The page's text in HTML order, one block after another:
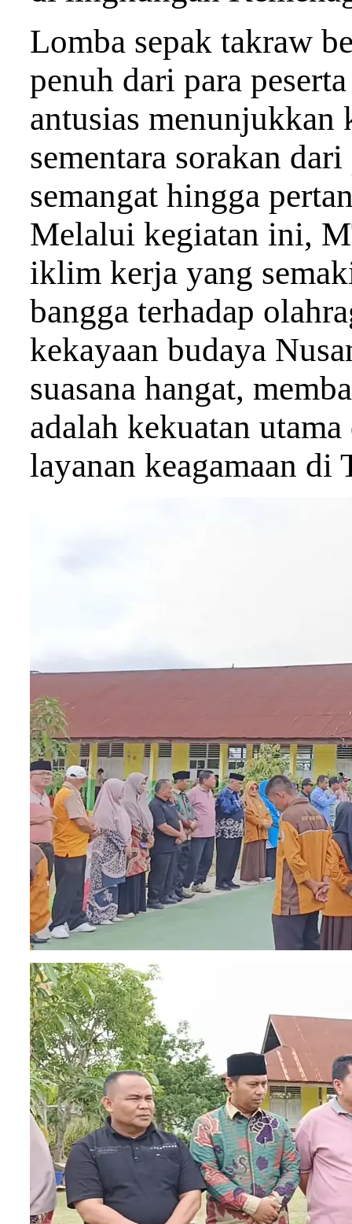
Lomba sepak takraw
penuh dari para
antusias menunjukkan
sementara sorakan
semangat hingga
Melalui kegiatan ini,
iklim kerja yang
bangga terhadap
kekayaan budaya
suasana hangat,
adalah kekuatan
layanan keagamaan di